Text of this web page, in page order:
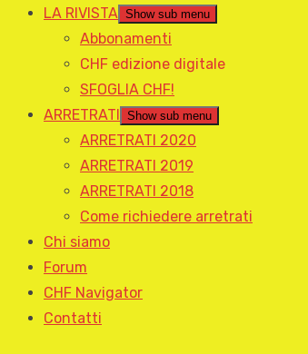
LA RIVISTA Show sub menu
Abbonamenti
CHF edizione digitale
SFOGLIA CHF!
ARRETRATI
Show sub menu
ARRETRATI 2020
ARRETRATI 2019
ARRETRATI 2018
Come richiedere arretrati
Chi siamo
Forum
CHF Navigator
Contatti